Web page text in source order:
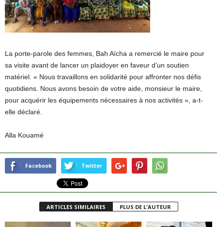
La porte-parole des femmes, Bah Aïcha a remercié le maire pour
sa visite avant de lancer un plaidoyer en faveur d’un soutien
matériel. « Nous travaillons en solidarité pour affronter nos défis
quotidiens. Nous avons besoin de votre aide, monsieur le maire,
pour acquérir les équipements nécessaires à nos activités », a-t-
elle déclaré.
Alla Kouamé
Facebook Twitter
ARTICLES SIMILAIRES PLUS DE L'AUTEUR